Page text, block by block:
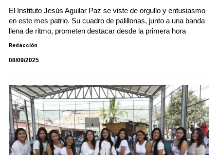
El Instituto Jesús Aguilar Paz se viste de orgullo y entusiasmo
en este mes patrio. Su cuadro de palillonas, junto a una banda
llena de ritmo, prometen destacar desde la primera hora
Redacción
08/09/2025